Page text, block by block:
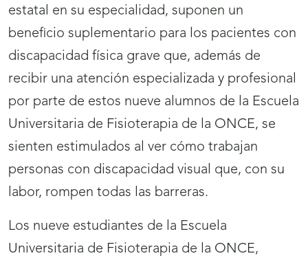
estatal en su especialidad, suponen un
beneficio suplementario para los pacientes con
discapacidad física grave que, además de
recibir una atención especializada y profesional
por parte de estos nueve alumnos de la Escuela
Universitaria de Fisioterapia de la ONCE, se
sienten estimulados al ver cómo trabajan
personas con discapacidad visual que, con su
labor, rompen todas las barreras.
Los nueve estudiantes de la Escuela
Universitaria de Fisioterapia de la ONCE,